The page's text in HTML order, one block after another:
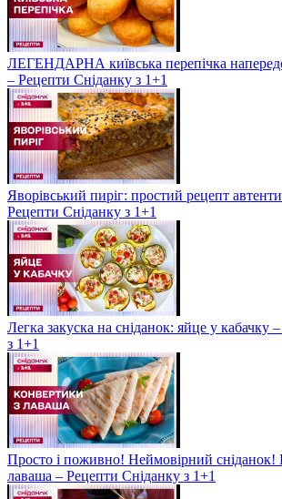
ЛЕГЕНДАРНА київська перепічка
– Рецепти Сніданку з 1+1
Яворівський пиріг: простий рецепт
Рецепти Сніданку з 1+1
Легка закуска на сніданок: яйце у кабачку
з 1+1
Просто і поживно! Неймовірний сніданок!
лаваша – Рецепти Сніданку з 1+1